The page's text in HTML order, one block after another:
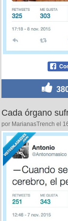
Cada órgano
por MarianasTrench el